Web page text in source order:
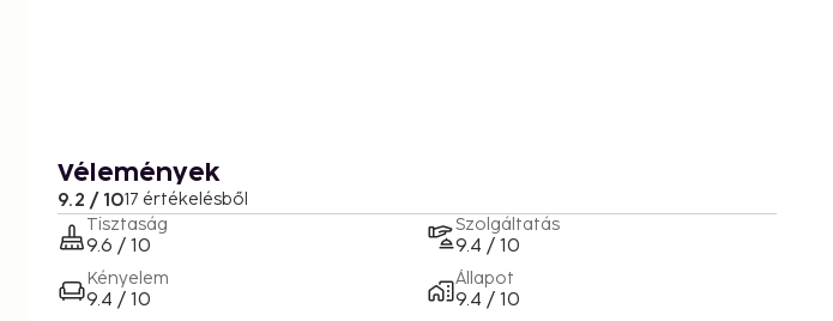
Vélemények
9.2 / 1017 értékelésből
Tisztaság
9.6 / 10
Kényelem
9.4 / 10
Szolgáltatás
9.4 / 10
Állapot
9.4 / 10